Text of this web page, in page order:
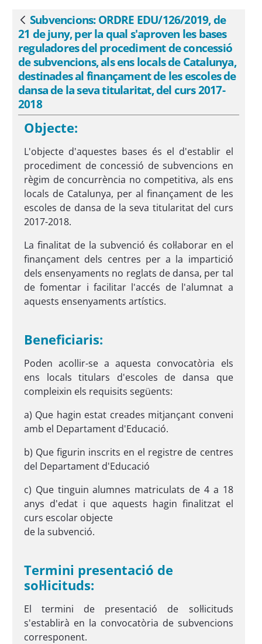
finançament de les escoles de dansa de
la seva titularitat, del curs 2017-2018 -
eSAM
Vés enrere
Subvencions: ORDRE EDU/126/2019, de
21 de juny, per la qual s'aproven les bases
reguladores del procediment de concessió
de subvencions, als ens locals de Catalunya,
destinades al finançament de les escoles de
dansa de la seva titularitat, del curs 2017-
2018
Objecte:
L'objecte d'aquestes bases és el d'establir el
procediment de concessió de subvencions en
règim de concurrència no competitiva, als ens
locals de Catalunya, per al finançament de les
escoles de dansa de la seva titularitat del curs
2017-2018.
La finalitat de la subvenció és col·laborar en el
finançament dels centres per a la impartició
dels ensenyaments no reglats de dansa, per tal
de fomentar i facilitar l'accés de l'alumnat a
aquests ensenyaments artístics.
Beneficiaris:
Poden acollir-se a aquesta convocatòria els
ens locals titulars d'escoles de dansa que
compleixin els requisits següents:
a) Que hagin estat creades mitjançant conveni
amb el Departament d'Educació.
b) Que figurin inscrits en el registre de centres
del Departament d'Educació
c) Que tinguin alumnes matriculats de 4 a 18
anys d'edat i que aquests hagin finalitzat el
curs escolar objecte
de la subvenció.
Termini presentació de
sol·licituds:
El termini de presentació de sol·licituds
s'establirà en la convocatòria de subvencions
corresponent.